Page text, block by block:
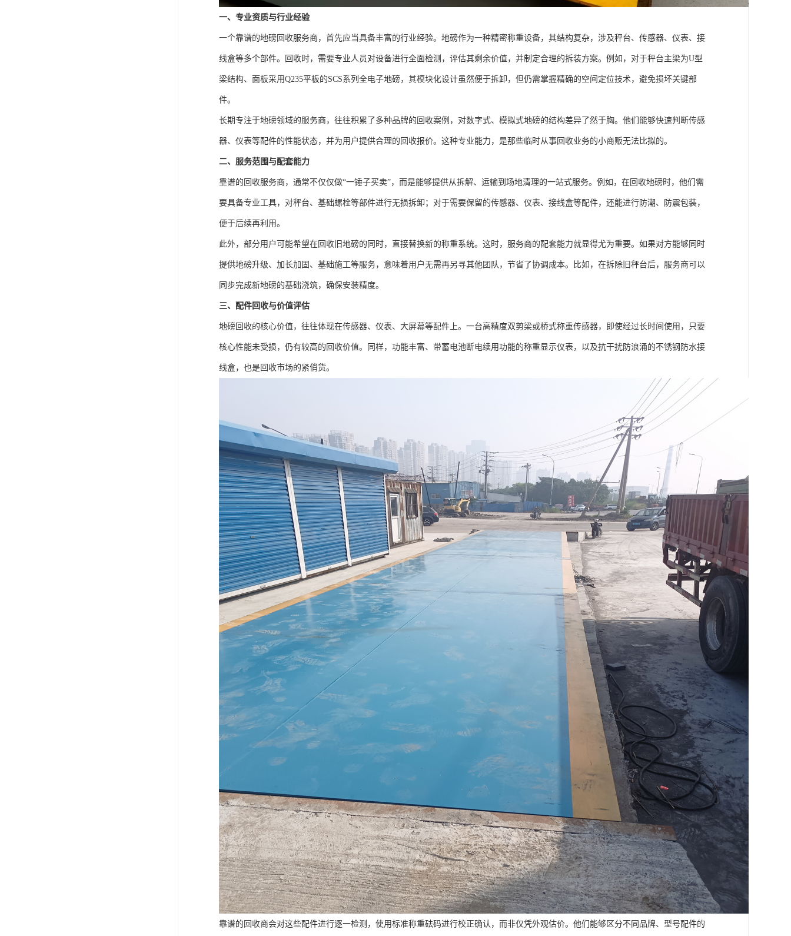
一、专业资质与行业经验
一个靠谱的地磅回收服务商，首先应当具备丰富的行业经验。地磅作为一种精密称重设备，其结构复杂，涉及秤台、传感器、仪表、接
线盒等多个部件。回收时，需要专业人员对设备进行全面检测，评估其剩余价值，并制定合理的拆装方案。例如，对于秤台主梁为U型
梁结构、面板采用Q235平板的SCS系列全电子地磅，其模块化设计虽然便于拆卸，但仍需掌握精确的空间定位技术，避免损坏关键部
件。
长期专注于地磅领域的服务商，往往积累了多种品牌的回收案例，对数字式、模拟式地磅的结构差异了然于胸。他们能够快速判断传感
器、仪表等配件的性能状态，并为用户提供合理的回收报价。这种专业能力，是那些临时从事回收业务的小商贩无法比拟的。
二、服务范围与配套能力
靠谱的回收服务商，通常不仅仅做“一锤子买卖”，而是能够提供从拆解、运输到场地清理的一站式服务。例如，在回收地磅时，他们需
要具备专业工具，对秤台、基础螺栓等部件进行无损拆卸；对于需要保留的传感器、仪表、接线盒等配件，还能进行防潮、防震包装，
便于后续再利用。
此外，部分用户可能希望在回收旧地磅的同时，直接替换新的称重系统。这时，服务商的配套能力就显得尤为重要。如果对方能够同时
提供地磅升级、加长加固、基础施工等服务，意味着用户无需再另寻其他团队，节省了协调成本。比如，在拆除旧秤台后，服务商可以
同步完成新地磅的基础浇筑，确保安装精度。
三、配件回收与价值评估
地磅回收的核心价值，往往体现在传感器、仪表、大屏幕等配件上。一台高精度双剪梁或桥式称重传感器，即使经过长时间使用，只要
核心性能未受损，仍有较高的回收价值。同样，功能丰富、带蓄电池断电续用功能的称重显示仪表，以及抗干扰防浪涌的不锈钢防水接
线盒，也是回收市场的紧俏货。
靠谱的回收商会对这些配件进行逐一检测，使用标准称重砝码进行校正确认，而非仅凭外观估价。他们能够区分不同品牌、型号配件的